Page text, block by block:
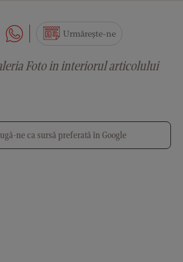
Urmărește-ne
Foto in interiorul articolului
ne ca sursă preferată în Google